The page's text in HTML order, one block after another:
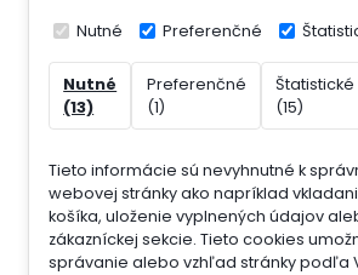
Nutné Preferenčné
Nutné
(13)
Preferenčné
(1)
Štatistické
(15)
Tieto informácie sú nevyhnutné k
webovej stránky ako napríklad
košíka, uloženie vyplnených údajov
zákazníckej sekcie. Tieto cookies
správanie alebo vzhľad stránky podľa